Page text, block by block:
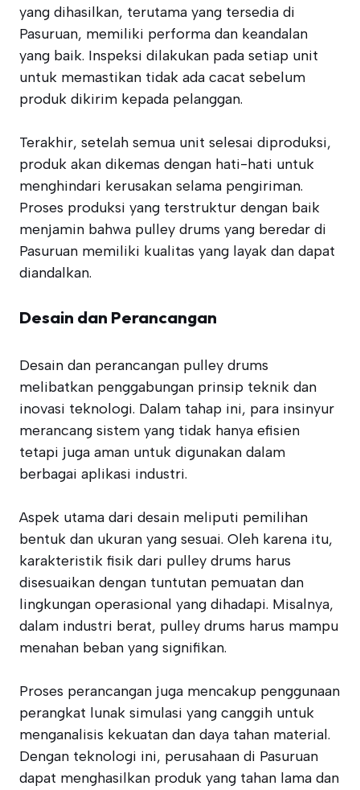
yang dihasilkan, terutama yang tersedia di
Pasuruan, memiliki performa dan keandalan
yang baik. Inspeksi dilakukan pada setiap unit
untuk memastikan tidak ada cacat sebelum
produk dikirim kepada pelanggan.
Terakhir, setelah semua unit selesai diproduksi,
produk akan dikemas dengan hati-hati untuk
menghindari kerusakan selama pengiriman.
Proses produksi yang terstruktur dengan baik
menjamin bahwa pulley drums yang beredar di
Pasuruan memiliki kualitas yang layak dan dapat
diandalkan.
Desain dan Perancangan
Desain dan perancangan pulley drums
melibatkan penggabungan prinsip teknik dan
inovasi teknologi. Dalam tahap ini, para insinyur
merancang sistem yang tidak hanya efisien
tetapi juga aman untuk digunakan dalam
berbagai aplikasi industri.
Aspek utama dari desain meliputi pemilihan
bentuk dan ukuran yang sesuai. Oleh karena itu,
karakteristik fisik dari pulley drums harus
disesuaikan dengan tuntutan pemuatan dan
lingkungan operasional yang dihadapi. Misalnya,
dalam industri berat, pulley drums harus mampu
menahan beban yang signifikan.
Proses perancangan juga mencakup penggunaan
perangkat lunak simulasi yang canggih untuk
menganalisis kekuatan dan daya tahan material.
Dengan teknologi ini, perusahaan di Pasuruan
dapat menghasilkan produk yang tahan lama dan